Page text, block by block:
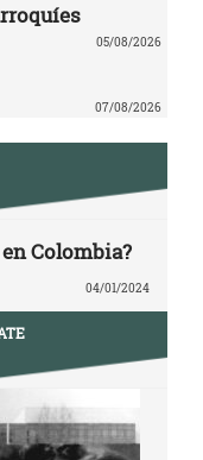
05/08/2026
07/08/2026
Colombia?
04/01/2024